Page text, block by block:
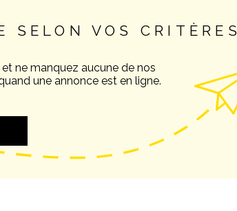
SELON VOS CRITÈRES
ne manquez aucune de nos
une annonce est en ligne.